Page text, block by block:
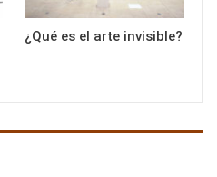
¿Qué es el arte invisible?